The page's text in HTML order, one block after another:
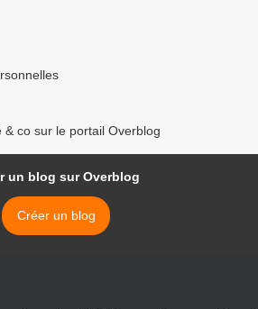
& co sur le portail Overblog
un blog sur Overblog
Créer un blog